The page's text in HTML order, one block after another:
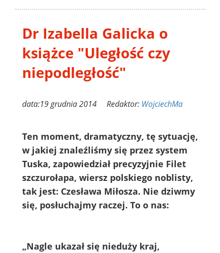
Dr Izabella Galicka o
książce "Uległość czy
niepodległość"
data:19 grudnia 2014 Redaktor: WojciechMa
Ten moment, dramatyczny, tę sytuację,
w jakiej znaleźliśmy się przez system
Tuska, zapowiedział precyzyjnie Filet
szczurołapa, wiersz polskiego noblisty,
tak jest: Czesława Miłosza. Nie dziwmy
się, posłuchajmy raczej. To o nas:
„Nagle ukazał się nieduży kraj,